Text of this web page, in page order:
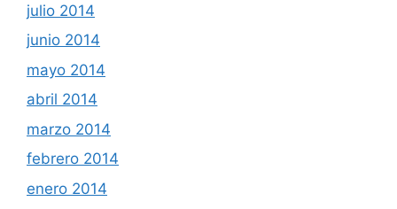
julio 2014
junio 2014
mayo 2014
abril 2014
marzo 2014
febrero 2014
enero 2014